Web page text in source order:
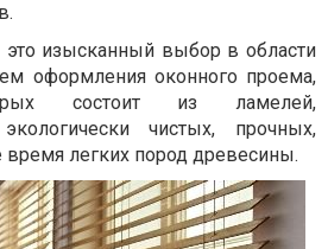
изысканный выбор в области
оформления оконного проема,
состоит из ламелей,
чистых, прочных,
легких пород древесины.